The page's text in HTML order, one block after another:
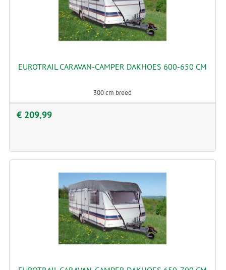
EUROTRAIL CARAVAN-CAMPER DAKHOES 600-650 CM
300 cm breed
€ 209,99